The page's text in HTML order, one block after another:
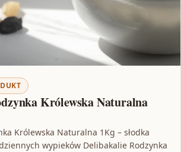
Królewska Naturalna
Królewska Naturalna 1Kg – słodka
wypieków Delibakalie Rodzynka